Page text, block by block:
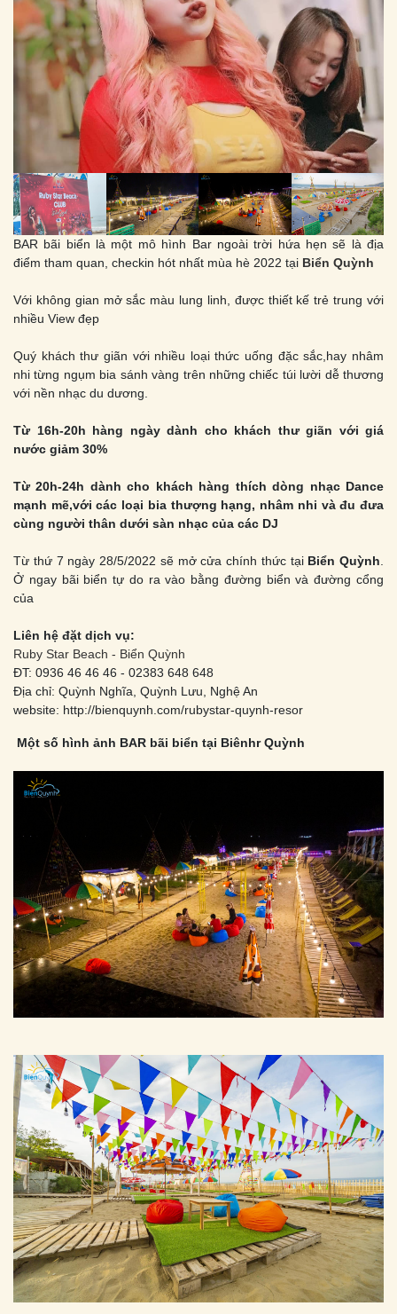
BAR bãi biển là một mô hình Bar ngoài trời hứa hẹn sẽ là địa
điểm tham quan, checkin hót nhất mùa hè 2022 tại Biển Quỳnh
Với không gian mở sắc màu lung linh, được thiết kế trẻ trung với
nhiều View đẹp
Quý khách thư giãn với nhiều loại thức uống đặc sắc,hay nhâm
nhi từng ngụm bia sánh vàng trên những chiếc túi lười dễ thương
với nền nhạc du dương.
Từ 16h-20h hàng ngày dành cho khách thư giãn với giá
nước giảm 30%
Từ 20h-24h dành cho khách hàng thích dòng nhạc Dance
mạnh mẽ,với các loại bia thượng hạng, nhâm nhi và đu đưa
cùng người thân dưới sàn nhạc của các DJ
Từ thứ 7 ngày 28/5/2022 sẽ mở cửa chính thức tạiBiển Quỳnh
Ở ngay bãi biển tự do ra vào bằng đường biển và đường cổng
của
Liên hệ đặt dịch vụ:
Ruby Star Beach - Biển Quỳnh
ĐT: 0936 46 46 46 - 02383 648 648
Địa chỉ: Quỳnh Nghĩa, Quỳnh Lưu, Nghệ An
website: http://bienquynh.com/rubystar-quynh-resor
Một số hình ảnh BAR bãi biển tại Biênhr Quỳnh